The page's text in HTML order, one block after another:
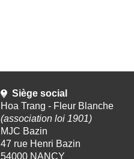
Siège social
Hoa Trang - Fleur Blanche
(association loi 1901)
MJC Bazin
47 rue Henri Bazin
54000 NANCY